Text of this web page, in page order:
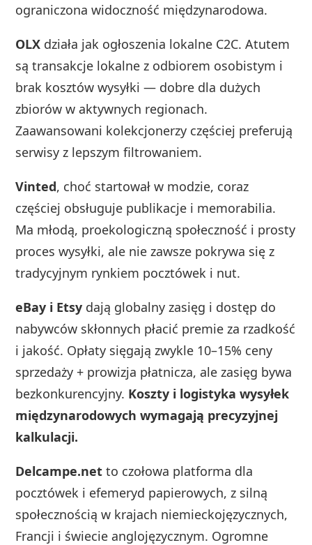
ograniczona widoczność międzynarodowa.
OLX działa jak ogłoszenia lokalne C2C. Atutem
są transakcje lokalne z odbiorem osobistym i
brak kosztów wysyłki — dobre dla dużych
zbiorów w aktywnych regionach.
Zaawansowani kolekcjonerzy częściej preferują
serwisy z lepszym filtrowaniem.
Vinted, choć startował w modzie, coraz
częściej obsługuje publikacje i memorabilia.
Ma młodą, proekologiczną społeczność i prosty
proces wysyłki, ale nie zawsze pokrywa się z
tradycyjnym rynkiem pocztówek i nut.
eBay i Etsy dają globalny zasięg i dostęp do
nabywców skłonnych płacić premie za rzadkość
i jakość. Opłaty sięgają zwykle 10–15% ceny
sprzedaży + prowizja płatnicza, ale zasięg bywa
bezkonkurencyjny. Koszty i logistyka wysyłek
międzynarodowych wymagają precyzyjnej
kalkulacji.
Delcampe.net to czołowa platforma dla
pocztówek i efemeryd papierowych, z silną
społecznością w krajach niemieckojęzycznych,
Francji i świecie anglojęzycznym. Ogromne